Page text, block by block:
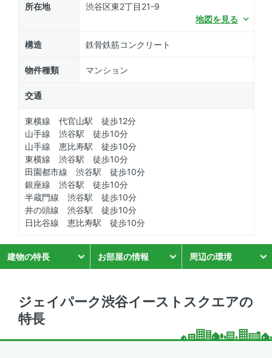
所在地
渋谷区東2丁目21-9
地図を見る
構造 鉄骨鉄筋コンクリート
物件種類 マンション
交通
東横線 代官山駅 徒歩12分
山手線 渋谷駅 徒歩10分
山手線 恵比寿駅 徒歩10分
東横線 渋谷駅 徒歩10分
田園都市線 渋谷駅 徒歩10分
銀座線 渋谷駅 徒歩10分
半蔵門線 渋谷駅 徒歩10分
井の頭線 渋谷駅 徒歩10分
日比谷線 恵比寿駅 徒歩10分
建物の特長 お部屋の情報 周辺の環境
ジェイパーク渋谷イーストスクエアの
特長